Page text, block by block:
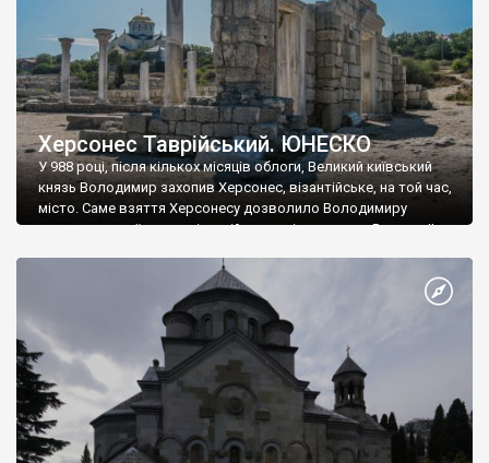
Херсонес Таврійський. ЮНЕСКО
У 988 році, після кількох місяців облоги, Великий київський
князь Володимир захопив Херсонес, візантійське, на той час,
місто. Саме взяття Херсонесу дозволило Володимиру
диктувати свої умови візантійському імператору Василю ІІ, та
Херсонесі Володимир-язичник, став Василем-християнином.
А потім було Хрещення Русі. На честь Херсонесу Таврійського